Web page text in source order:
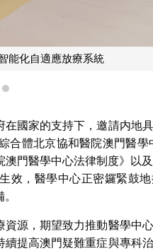
能化自適應放療系統
7
國家的支持下，邀請内地
合體北京協和醫院澳門醫學
門醫學中心法律制度》以
效，醫學中心正密鑼緊鼓
源，期望致力推動醫學中
提高澳門疑難重症與專科